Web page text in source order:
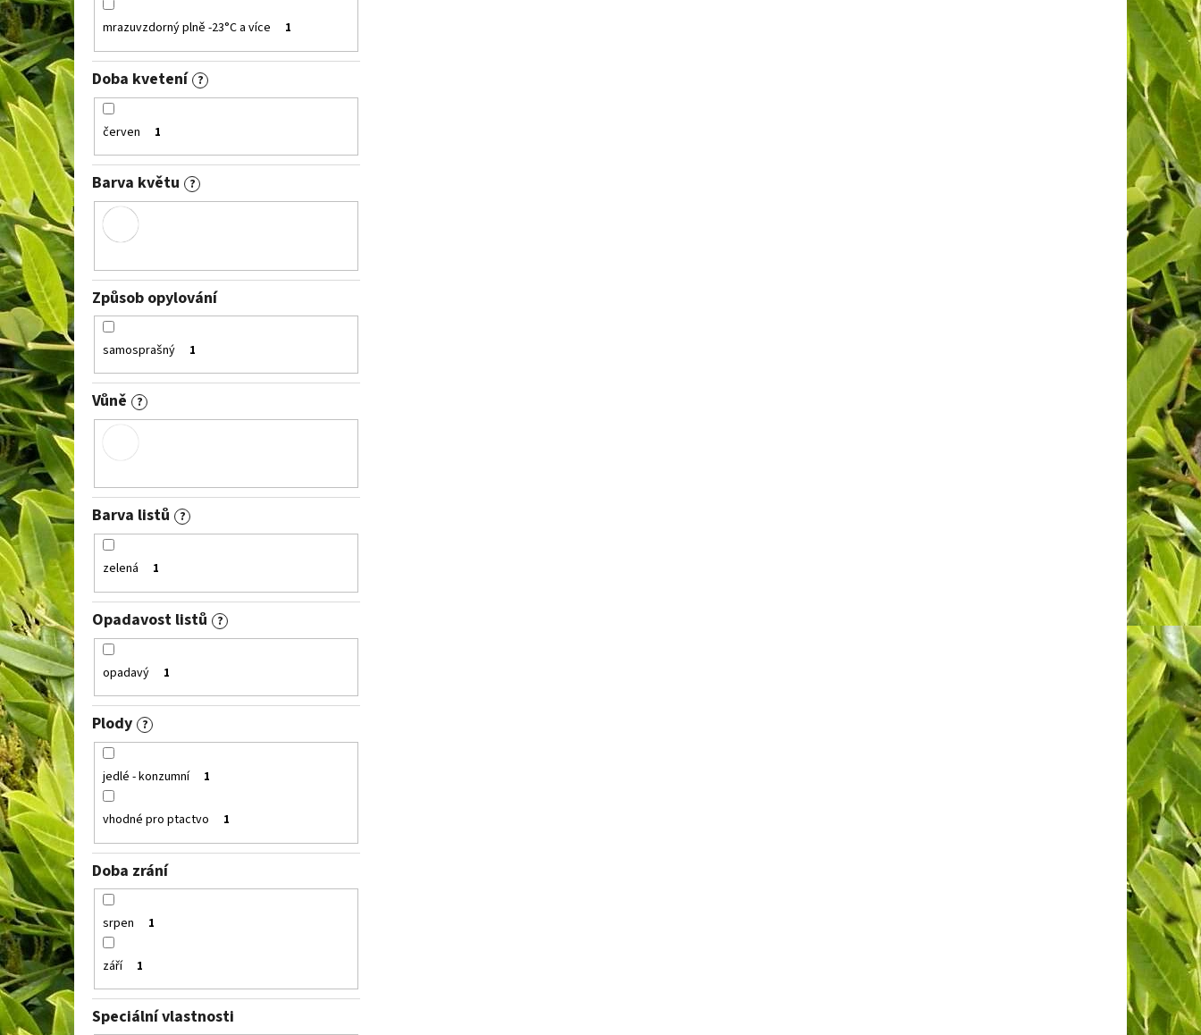
mrazuvzdorný plně -23°C a více 1
Doba kvetení ?
červen 1
Barva květu ?
Způsob opylování
samosprašný 1
Vůně ?
Barva listů ?
zelená 1
Opadavost listů ?
opadavý 1
Plody ?
jedlé - konzumní 1
vhodné pro ptactvo 1
Doba zrání
srpen 1
září 1
Speciální vlastnosti